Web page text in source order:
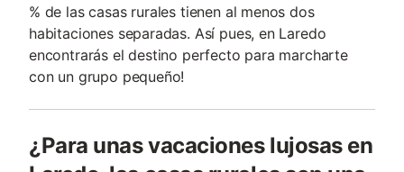
% de las casas rurales tienen al menos dos
habitaciones separadas. Así pues, en Laredo
encontrarás el destino perfecto para marcharte
con un grupo pequeño!
¿Para unas vacaciones lujosas en